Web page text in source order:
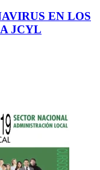
EN LOS
JCYL